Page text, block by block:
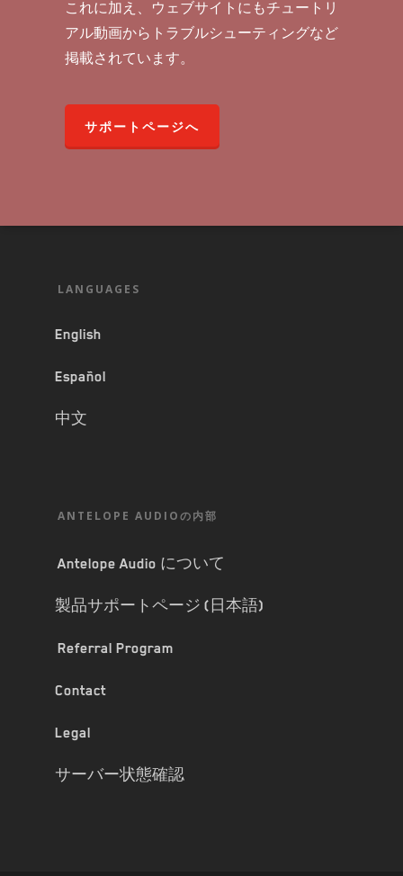
これに加え、ウェブサイトにもチュートリ
アル動画からトラブルシューティングなど
掲載されています。
サポートページへ
LANGUAGES
English
Español
中文
ANTELOPE AUDIOの内部
Antelope Audio について
製品サポートページ (日本語)
Referral Program
Contact
Legal
サーバー状態確認